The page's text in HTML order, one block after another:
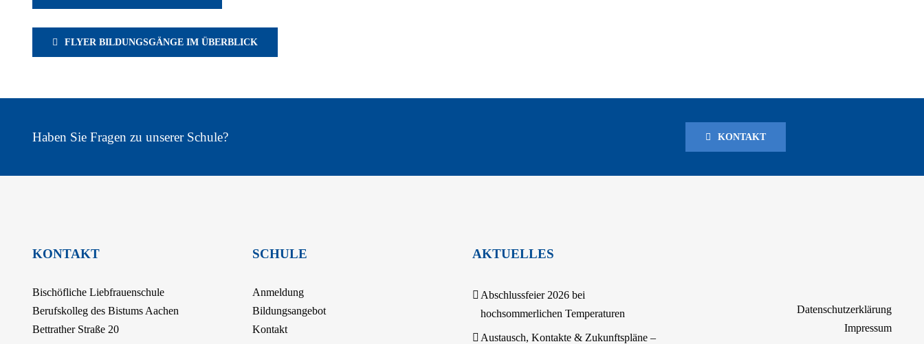
FLYER BILDUNGSGÄNGE IM ÜBERBLICK
Haben Sie Fragen zu unserer Schule? KONTAKT
KONTAKT
Bischöfliche Liebfrauenschule
Berufskolleg des Bistums Aachen
Bettrather Straße 20
SCHULE
Anmeldung
Bildungsangebot
Kontakt
AKTUELLES
Abschlussfeier 2026 bei
hochsommerlichen Temperaturen
Austausch, Kontakte & Zukunftspläne –
Datenschutzerklärung
Impressum